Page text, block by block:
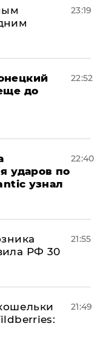
23:19
до
22:52
ударов по
узнал
22:40
РФ 30
21:55
21:49